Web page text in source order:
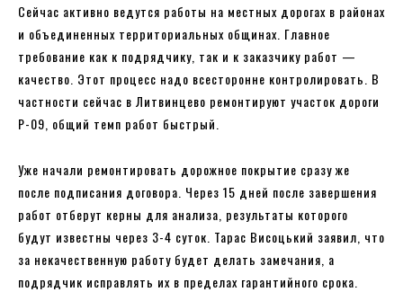
Сейчас активно ведутся работы на местных дорогах в районах
и объединенных территориальных общинах. Главное
требование как к подрядчику, так и к заказчику работ —
качество. Этот процесс надо всесторонне контролировать. В
частности сейчас в Литвинцево ремонтируют участок дороги
Р-09, общий темп работ быстрый.
Уже начали ремонтировать дорожное покрытие сразу же
после подписания договора. Через 15 дней после завершения
работ отберут керны для анализа, результаты которого
будут известны через 3-4 суток. Тарас Висоцький заявил, что
за некачественную работу будет делать замечания, а
подрядчик исправлять их в пределах гарантийного срока.